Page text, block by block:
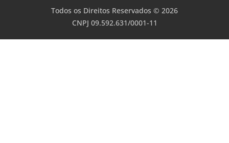
Todos os Direitos Reservados © 2026
CNPJ 09.592.631/0001-11